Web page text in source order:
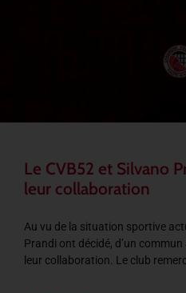
Le CVB52 et Silvano
leur collaboration
Au vu de la situation sportive
Prandi ont décidé, d’un
leur collaboration. Le club